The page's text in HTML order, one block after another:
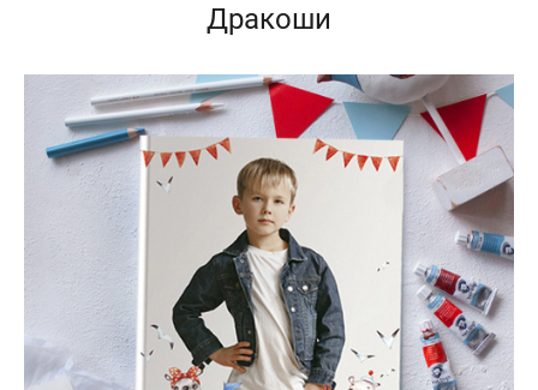
Дракоши